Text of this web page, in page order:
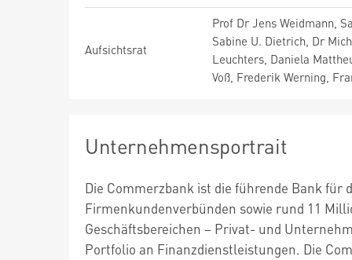
Aufsichtsrat
Prof Dr Jens Weidmann,
Sabine U. Dietrich, Dr
Leuchters, Daniela
Voß, Frederik Werning,
Unternehmensportrait
Die Commerzbank ist die führende Bank
Firmenkundenverbünden sowie rund 11
Geschäftsbereichen – Privat- und
Portfolio an Finanzdienstleistungen. Die